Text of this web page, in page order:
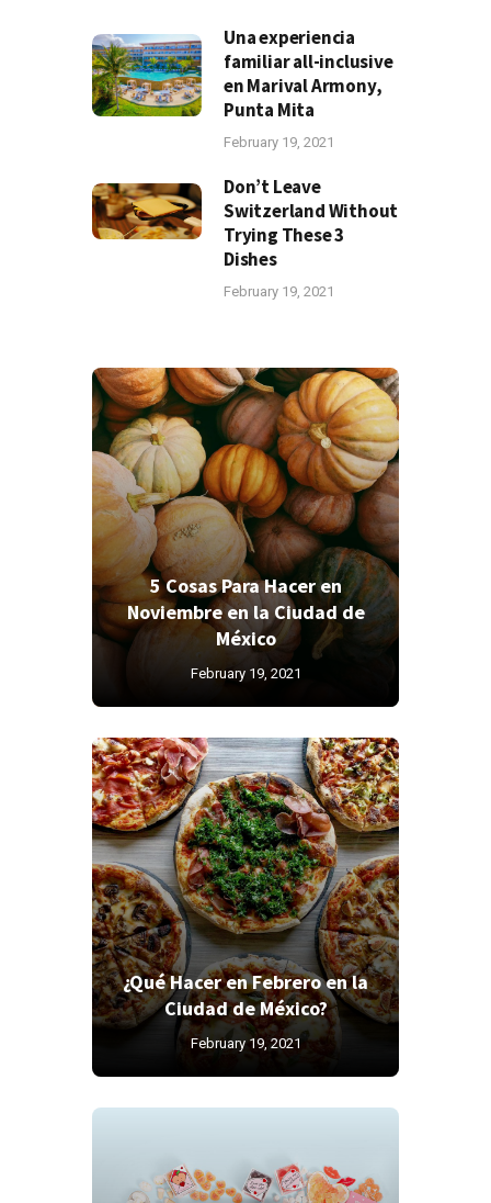
Una experiencia
familiar all-inclusive
en Marival Armony,
Punta Mita
February 19, 2021
Don’t Leave
Switzerland Without
Trying These 3
Dishes
February 19, 2021
5 Cosas Para Hacer en
Noviembre en la Ciudad de
México
February 19, 2021
¿Qué Hacer en Febrero en la
Ciudad de México?
February 19, 2021